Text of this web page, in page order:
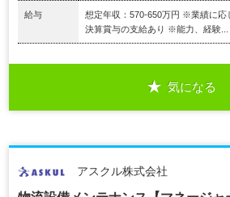
給与
想定年収：570-650万円 ※業績に応
決算賞与の支給あり ※能力、経験...
気になる
アスクル株式会社